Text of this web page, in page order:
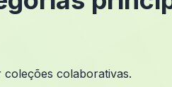
colaborativas.